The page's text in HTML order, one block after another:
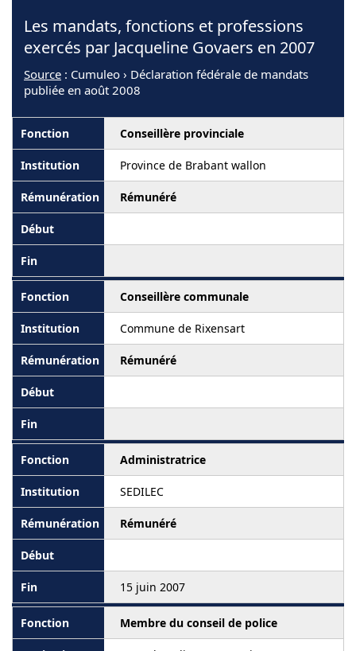
Les mandats, fonctions et professions
exercés par Jacqueline Govaers en 2007
Source : Cumuleo › Déclaration fédérale de mandats
publiée en août 2008
Conseillère provinciale
Province de Brabant wallon
Rémunéré
Conseillère communale
Commune de Rixensart
Rémunéré
Administratrice
SEDILEC
Rémunéré
15 juin 2007
Membre du conseil de police